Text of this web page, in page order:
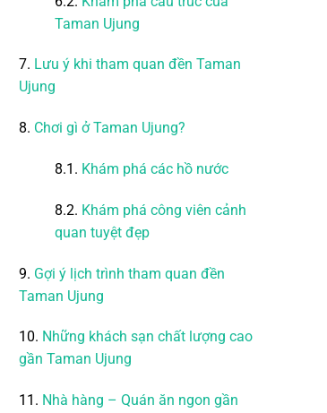
Taman Ujung
7. Lưu ý khi tham quan đền Taman
Ujung
8. Chơi gì ở Taman Ujung?
8.1. Khám phá các hồ nước
8.2. Khám phá công viên cảnh
quan tuyệt đẹp
9. Gợi ý lịch trình tham quan đền
Taman Ujung
10. Những khách sạn chất lượng cao
gần Taman Ujung
11. Nhà hàng – Quán ăn ngon gần